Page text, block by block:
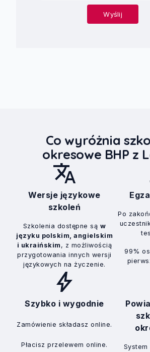
Co wyróżnia
okresowe BHP z
translate
Wersje językowe
szkoleń
Szkolenia dostępne są w
języku polskim, angielskim
i ukraińskim , z możliwością
przygotowania innych wersji
językowych na życzenie.
Po
99%
bolt
Szybko i wygodnie
Zamówienie składasz online.
Płacisz przelewem online.
System